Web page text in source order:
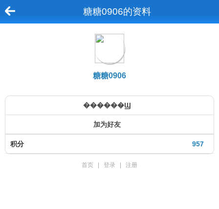
糖糖0906的资料
糖糖0906
������Ϣ
加为好友
957
积分
首页 登录 注册